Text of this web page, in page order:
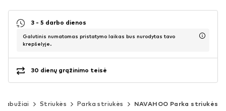
3 - 5 darbo dienos
Galutinis numatomas pristatymo laikas bus nurodytas tavo
krepšelyje.
30 dienų grąžinimo teisė
Striukės Parka striukės NAVAHOO Parka striukės